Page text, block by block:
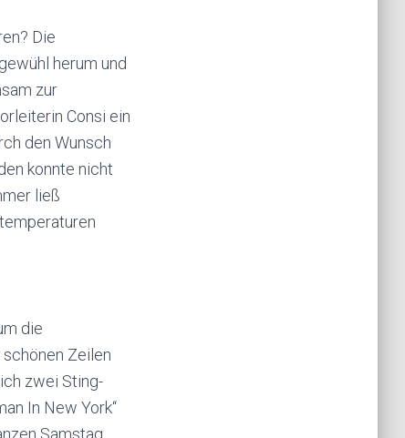
Die
herum und
zur
Consi ein
den Wunsch
konnte nicht
ließ
die
Zeilen
zwei Sting-
In New York“
Samstag